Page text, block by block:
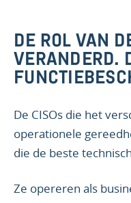
DE ROL VAN
VERANDERD.
De CISOs die het
operationele
die de beste
Ze opereren als